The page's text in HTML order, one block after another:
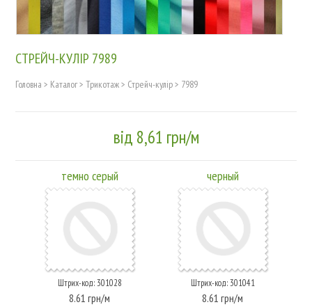
СТРЕЙЧ-КУЛІР 7989
Головна > Каталог> Трикотаж> Стрейч-кулір> 7989
від 8,61 грн/м
темно серый
Штрих-код: 301028
8.61 грн/м
черный
Штрих-код: 301041
8.61 грн/м